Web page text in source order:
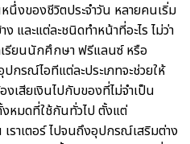
นึ่งของชีวิตประจำวัน หลายคนเริ่ม
และแต่ละชนิดทำหน้าที่อะไร ไม่ว่า
ยนนักศึกษา ฟรีแลนซ์ หรือ
กรณ์ไอทีแต่ละประเภทจะช่วยให้
เสียเงินไปกับของที่ไม่จำเป็น
หมดที่ใช้กันทั่วไป ตั้งแต่
ราเตอร์ ไปจนถึงอุปกรณ์เสริมต่าง